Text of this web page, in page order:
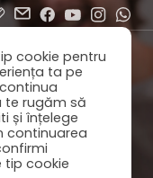
cookie pentru
ta pe
te rugăm să
și înțelege
continuarea
tip cookie